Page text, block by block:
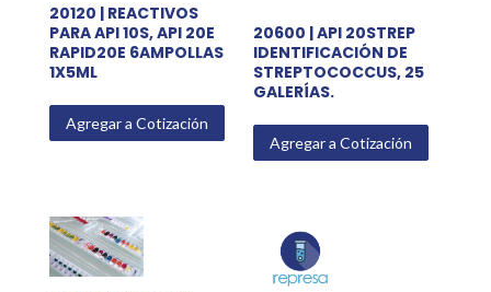
20120 | REACTIVOS
PARA API 10S, API 20E
RAPID20E 6AMPOLLAS
1X5ML
Agregar a Cotización
20600 | API 20STREP
IDENTIFICACIÓN DE
STREPTOCOCCUS, 25
GALERÍAS.
Agregar a Cotización